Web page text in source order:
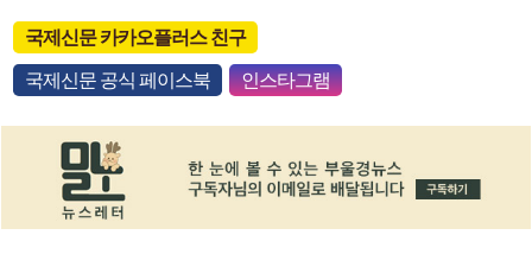
국제신문 카카오플러스 친구
국제신문 공식 페이스북 인스타그램